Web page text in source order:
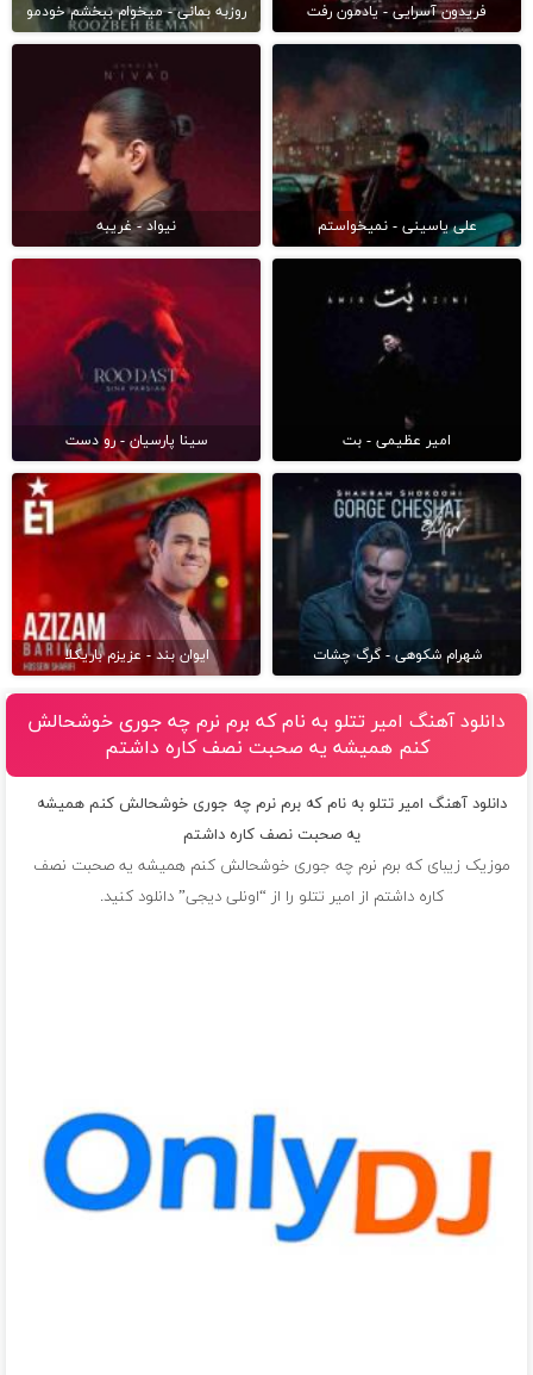
فریدون آسرایی - یادمون رفت روزبه بمانی - میخوام ببخشم خودمو
علی یاسینی - نمیخواستم نیواد - غریبه
امیر عظیمی - بت سینا پارسیان - رو دست
شهرام شکوهی - گرگ چشات ایوان بند - عزیزم باریکلا
دانلود آهنگ امیر تتلو به نام که برم نرم چه جوری خوشحالش
کنم همیشه یه صحبت نصف کاره داشتم
دانلود آهنگ امیر تتلو به نام که برم نرم چه جوری خوشحالش کنم همیشه
یه صحبت نصف کاره داشتم
موزیک زیبای که برم نرم چه جوری خوشحالش کنم همیشه یه صحبت نصف
کاره داشتم از امیر تتلو را از “اونلی دیجی” دانلود کنید.